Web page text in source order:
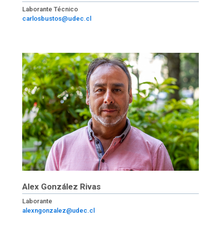
Laborante Técnico
carlosbustos@udec.cl
Alex González Rivas
Laborante
alexngonzalez@udec.cl